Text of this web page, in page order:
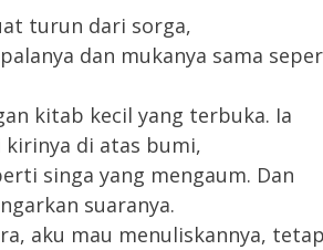
turun dari sorga,
dan mukanya sama
kitab kecil yang terbuka. Ia
kirinya di atas bumi,
singa yang mengaum. Dan
suaranya.
aku mau menuliskannya,